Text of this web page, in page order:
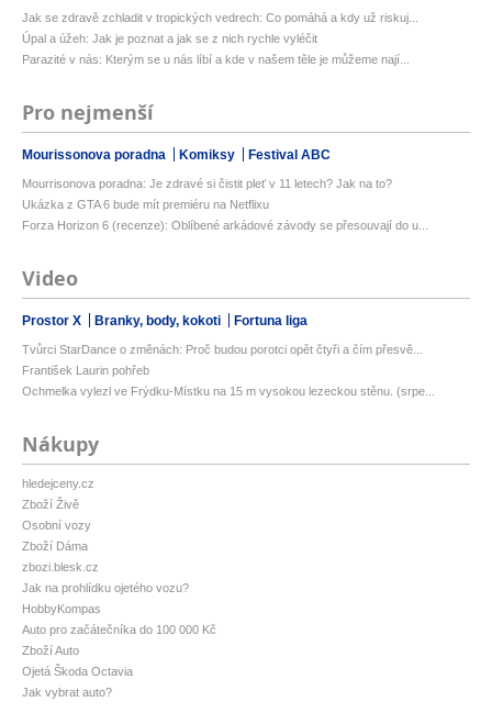
Jak se zdravě zchladit v tropických vedrech: Co pomáhá a kdy už riskuj...
Úpal a úžeh: Jak je poznat a jak se z nich rychle vyléčit
Parazité v nás: Kterým se u nás líbí a kde v našem těle je můžeme nají...
Pro nejmenší
Mourissonova poradna Komiksy Festival ABC
Mourrisonova poradna: Je zdravé si čistit pleť v 11 letech? Jak na to?
Ukázka z GTA 6 bude mít premiéru na Netflixu
Forza Horizon 6 (recenze): Oblíbené arkádové závody se přesouvají do u...
Video
Prostor X Branky, body, kokoti Fortuna liga
Tvůrci StarDance o změnách: Proč budou porotci opět čtyři a čím přesvě...
František Laurin pohřeb
Ochmelka vylezl ve Frýdku-Místku na 15 m vysokou lezeckou stěnu. (srpe...
Nákupy
hledejceny.cz
Zboží Živě
Osobní vozy
Zboží Dáma
zbozi.blesk.cz
Jak na prohlídku ojetého vozu?
HobbyKompas
Auto pro začátečníka do 100 000 Kč
Zboží Auto
Ojetá Škoda Octavia
Jak vybrat auto?